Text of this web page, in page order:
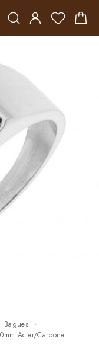
Bagues
Acier/Carbone